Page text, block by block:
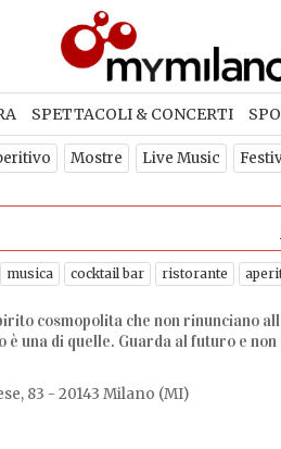
SPETTACOLI & CONCERTI
Mostre Live Music
musica cocktail bar ristorante
cosmopolita che non rinunciano
è una di quelle. Guarda al futuro e non
83 - 20143 Milano (MI)